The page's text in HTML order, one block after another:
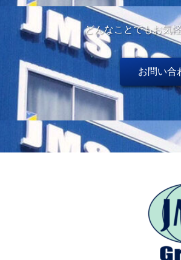
どんなことでもお気
お問い合